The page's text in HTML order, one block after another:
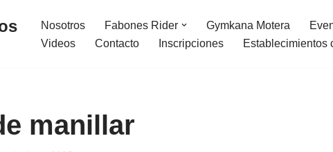
Nosotros Fabones Rider Gymkana Motera
Videos
Contacto Inscripciones Establecimientos
manillar